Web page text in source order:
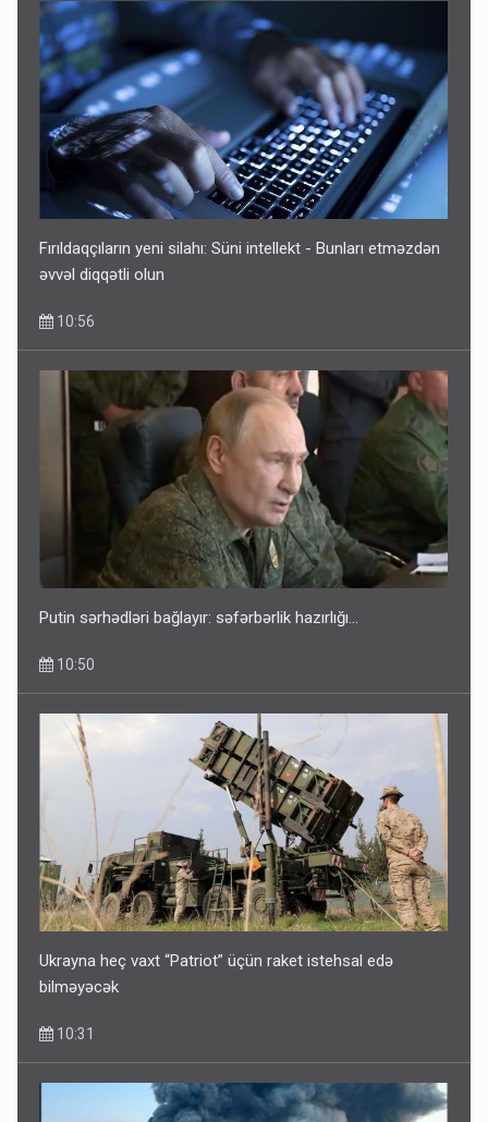
Fırıldaqçıların yeni silahı: Süni intellekt - Bunları etməzdən
əvvəl diqqətli olun
10:56
Putin sərhədləri bağlayır: səfərbərlik hazırlığı...
10:50
Ukrayna heç vaxt “Patriot” üçün raket istehsal edə
bilməyəcək
10:31